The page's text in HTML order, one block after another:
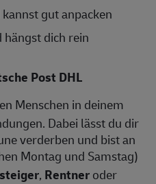
gut anpacken
hängst dich rein
Post DHL
Menschen in deinem
Dabei lässt du dir
verderben und bist an
Montag und Samstag)
, Rentneroder